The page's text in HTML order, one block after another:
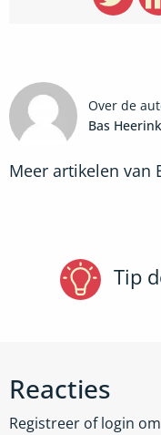
Over de
Bas Heerink
Meer artikelen van
Tip
Reacties
Registreer of login